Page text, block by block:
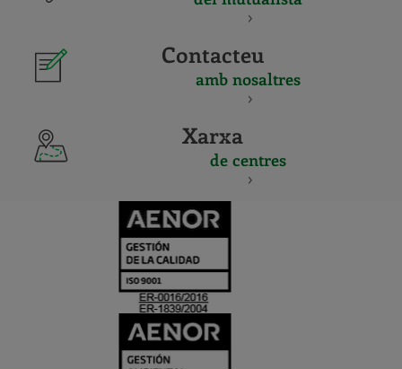
Contacteu
amb nosaltres
Xarxa
de centres
Y